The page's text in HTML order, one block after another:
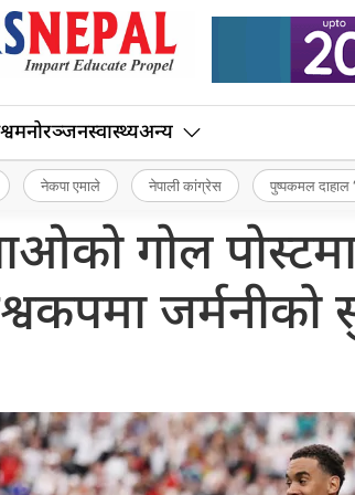
मनोरञ्जनस्वास्थ्यअन्य
नेकपा एमाले नेपाली कांग्रेस पुष्पकमल दाहाल
गोल पोस्टमा